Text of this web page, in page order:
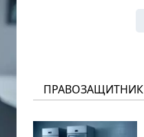
ПРАВОЗАЩИТНИК